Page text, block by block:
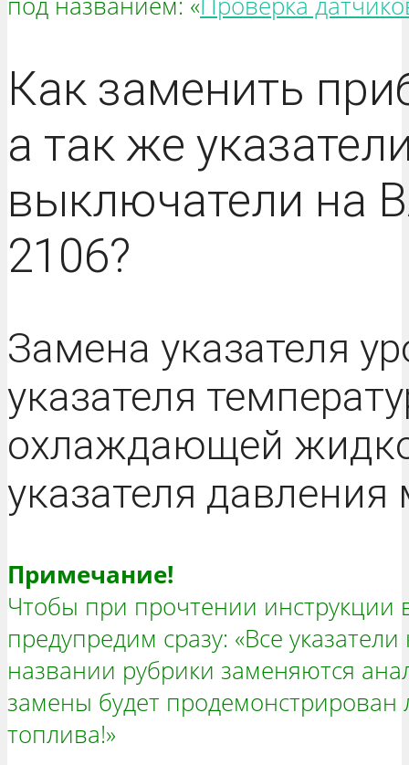
Как заменить
а так же
выключатели на
2106?
Замена указателя
указателя
охлаждающей
указателя давления
Примечание!
Чтобы при прочтении инструкции
предупредим сразу: «Все
названии рубрики заменяются
замены будет продемонстрирован
топлива!»